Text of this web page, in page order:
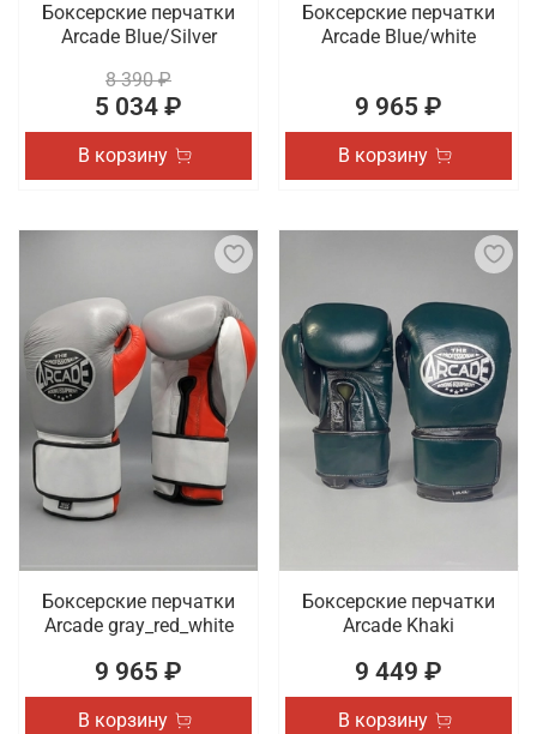
Боксерские перчатки
Arcade Blue/Silver
8 390 ₽
5 034 ₽
В корзину
Боксерские перчатки
Arcade Blue/white
9 965 ₽
В корзину
Боксерские перчатки
Arcade gray_red_white
9 965 ₽
В корзину
Боксерские перчатки
Arcade Khaki
9 449 ₽
В корзину